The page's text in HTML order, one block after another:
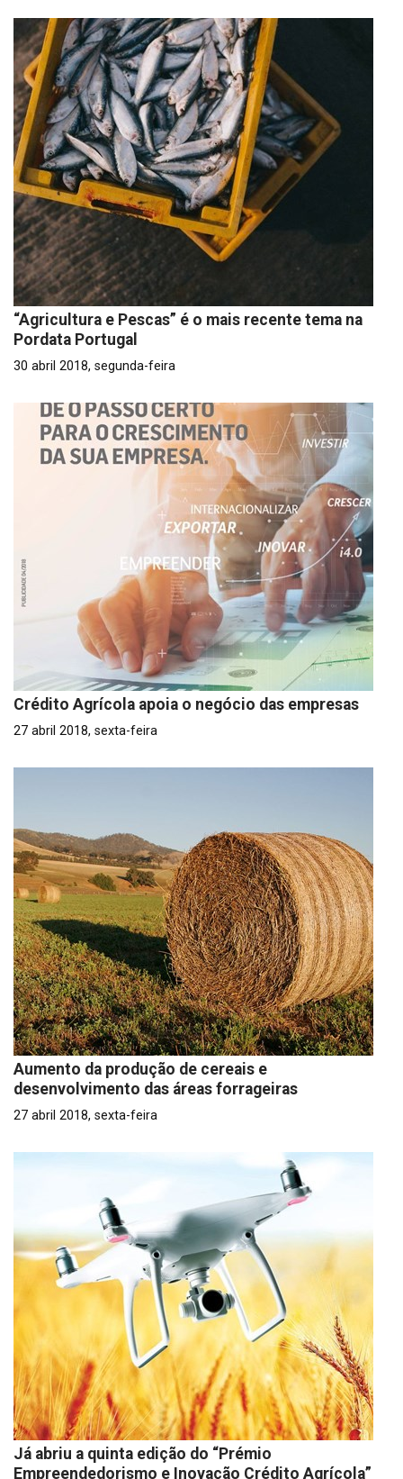
“Agricultura e Pescas” é o mais recente tema na
Pordata Portugal
30 abril 2018, segunda-feira
Crédito Agrícola apoia o negócio das empresas
27 abril 2018, sexta-feira
Aumento da produção de cereais e
desenvolvimento das áreas forrageiras
27 abril 2018, sexta-feira
Já abriu a quinta edição do “Prémio
Empreendedorismo e Inovação Crédito Agrícola”